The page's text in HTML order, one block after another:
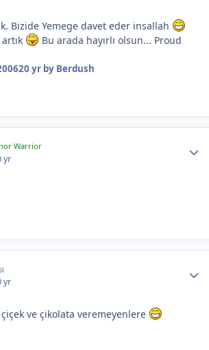
Bizide Yemege davet eder insallah
Bu arada hayırlı olsun... Proud
20 yrby Berdush
Warrior
yr
yr
çiçek ve çikolata veremeyenlere